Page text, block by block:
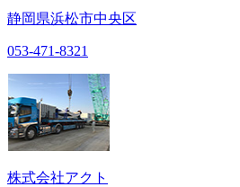
静岡県浜松市中央区
053-471-8321
株式会社アクト